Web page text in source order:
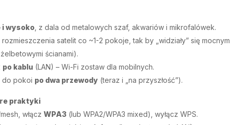
i wysoko , z dala od metalowych szaf, akwariów i mikrofalówek.
satelit co ~1-2 pokoje, tak by „widziały” się mocnym
ścianami).
po kablu (LAN) – Wi-Fi zostaw dla mobilnych.
do pokoi po dwa przewody (teraz i „na przyszłość”).
praktyki
włącz WPA3 (lub WPA2/WPA3 mixed), wyłącz WPS.